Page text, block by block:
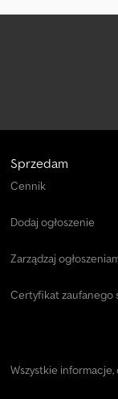
Sprzedam
Cennik
Dodaj ogłoszenie
Zarządzaj
Certyfikat zaufanego
Wszystkie